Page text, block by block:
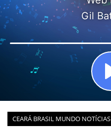
CEARÁ BRASIL MUNDO NOTÍCIAS